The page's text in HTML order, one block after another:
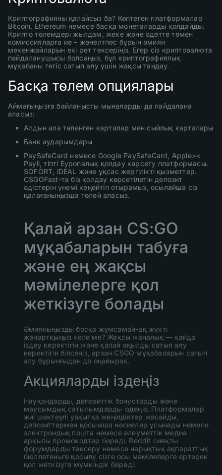
Криптографияны қалайсыз ба? Көптеген платформалар
Bitcoin, Ethereum немесе басқа монеталарды қолдайды.
Крипто төлемдері жылдам, жеке және әдетте төмен
комиссияларға ие – жөнелтпес бұрын әмиян
мекенжайларын екі рет тексеріңіз. Егер сіз криптовалюта
пайдаланушысы болсаңыз, бұл криптографиялық
мұқабаны тегіс сатып алу үшін жақсы таңдау.
Басқа төлем опциялары
Аймағыңызға байланысты мыналарды да пайдалана
аласыз:
Алдын ала төленген карталар мен сыйлық карталары
Банк аударымдары
PaySafeCard немесе Google PaySafeCard, Apple><
Payli, тіпті Еуропалық қолдау көрсету платформасы.
SOFORT, iDEAL және ұқсас жергілікті қызметтер.
CSGOFast-та біз қолдау көрсетілетін депозит
әдістерін үнемі кеңейтіп отырамыз, осылайша сіз
қалағаныңызша төлей аласыз.
Қалай арзан CS:GO
мұқабаларын табуға
және ең жақсы
мәмілелерге қол
жеткізуге болады
Әмияныңызды босқа жұмсамай-ақ жүкті
жаңартқыңыз келе ме? Жақсы жаңалық — қайда
іздеу керектігін және қалай ақылды сатып алу
керектігін білсеңіз, арзан CSGO мұқабаларын сатып
алу бұрынғыдан да оңайырақ.
Акцияларды іздеңіз
Науқандарды, депозиттік бонустарды және
маусымдық сатылымдарды іздеңіз. Платформалар
жиі шектеулі уақытқа жеңілдіктер жасайды,
депозиттермен қосымша несиелер ұсынады немесе
электрондық пошта немесе әлеуметтік медиа
арқылы промокодтар береді. Reddit сияқты
форумдарды тексеру немесе нарықтық ақпараттық
бюллетеньге қосылу сізге осы мәмілелерге ертерек
қол жеткізуге мүмкіндік береді.